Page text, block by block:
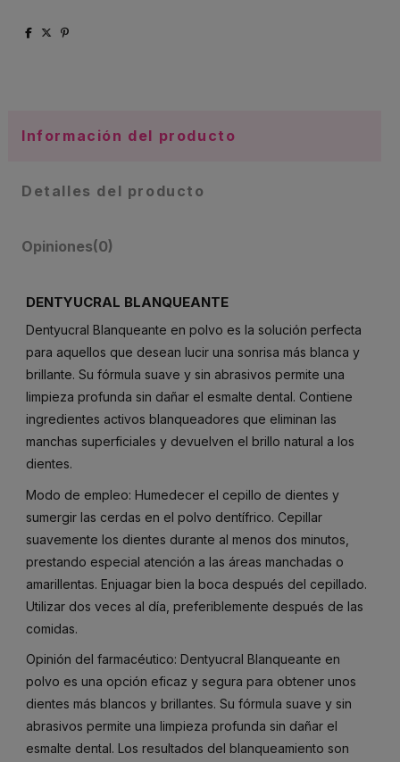
Información del producto
Detalles del producto
Opiniones(0)
DENTYUCRAL BLANQUEANTE
Dentyucral Blanqueante en polvo es la solución perfecta
para aquellos que desean lucir una sonrisa más blanca y
brillante. Su fórmula suave y sin abrasivos permite una
limpieza profunda sin dañar el esmalte dental. Contiene
ingredientes activos blanqueadores que eliminan las
manchas superficiales y devuelven el brillo natural a los
dientes.
Modo de empleo: Humedecer el cepillo de dientes y
sumergir las cerdas en el polvo dentífrico. Cepillar
suavemente los dientes durante al menos dos minutos,
prestando especial atención a las áreas manchadas o
amarillentas. Enjuagar bien la boca después del cepillado.
Utilizar dos veces al día, preferiblemente después de las
comidas.
Opinión del farmacéutico: Dentyucral Blanqueante en
polvo es una opción eficaz y segura para obtener unos
dientes más blancos y brillantes. Su fórmula suave y sin
abrasivos permite una limpieza profunda sin dañar el
esmalte dental. Los resultados del blanqueamiento son